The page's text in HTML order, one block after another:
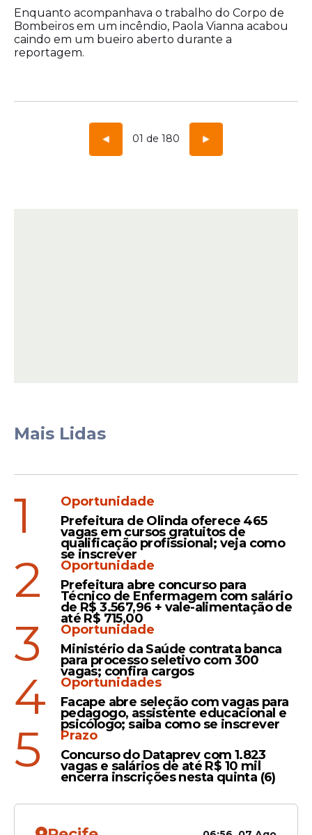
Enquanto acompanhava o trabalho do Corpo de
Bombeiros em um incêndio, Paola Vianna acabou
caindo em um bueiro aberto durante a
reportagem.
01 de 180
Mais Lidas
1
Oportunidade
Prefeitura de Olinda oferece 465
vagas em cursos gratuitos de
qualificação profissional; veja como
se inscrever
2
Oportunidade
Prefeitura abre concurso para
Técnico de Enfermagem com salário
de R$ 3.567,96 + vale-alimentação de
até R$ 715,00
3
Oportunidade
Ministério da Saúde contrata banca
para processo seletivo com 300
vagas; confira cargos
4
Oportunidades
Facape abre seleção com vagas para
pedagogo, assistente educacional e
psicólogo; saiba como se inscrever
5
Prazo
Concurso do Dataprev com 1.823
vagas e salários de até R$ 10 mil
encerra inscrições nesta quinta (6)